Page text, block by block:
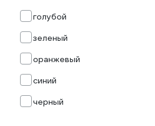
голубой
зеленый
оранжевый
синий
черный